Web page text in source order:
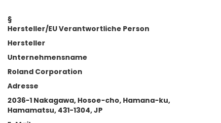
§
Hersteller/EU Verantwortliche Person
Hersteller
Unternehmensname
Roland Corporation
Adresse
2036-1 Nakagawa, Hosoe-cho, Hamana-ku,
Hamamatsu, 431-1304, JP